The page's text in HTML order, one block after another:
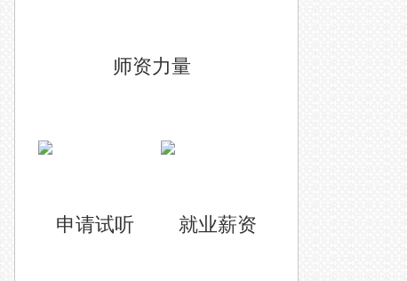
师资力量
就业薪资
申请试听